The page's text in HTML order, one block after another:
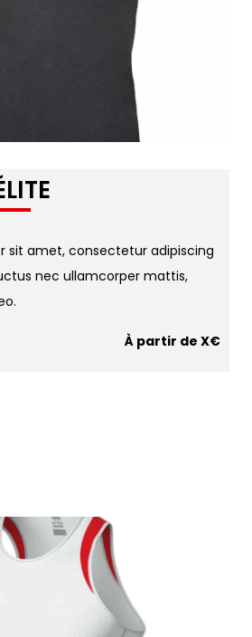
sit amet, consectetur adipiscing
nec ullamcorper mattis,
À partir de X€